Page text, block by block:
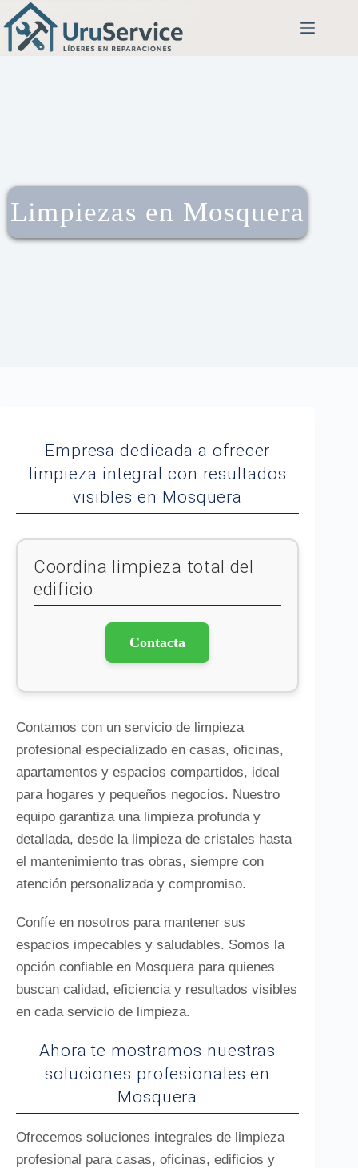
Limpiezas en Mosquera
Empresa dedicada a ofrecer
limpieza integral con resultados
visibles en Mosquera
Coordina limpieza total del
edificio
Contacta
Contamos con un servicio de limpieza
profesional especializado en casas, oficinas,
apartamentos y espacios compartidos, ideal
para hogares y pequeños negocios. Nuestro
equipo garantiza una limpieza profunda y
detallada, desde la limpieza de cristales hasta
el mantenimiento tras obras, siempre con
atención personalizada y compromiso.
Confíe en nosotros para mantener sus
espacios impecables y saludables. Somos la
opción confiable en Mosquera para quienes
buscan calidad, eficiencia y resultados visibles
en cada servicio de limpieza.
Ahora te mostramos nuestras
soluciones profesionales en
Mosquera
Ofrecemos soluciones integrales de limpieza
profesional para casas, oficinas, edificios y